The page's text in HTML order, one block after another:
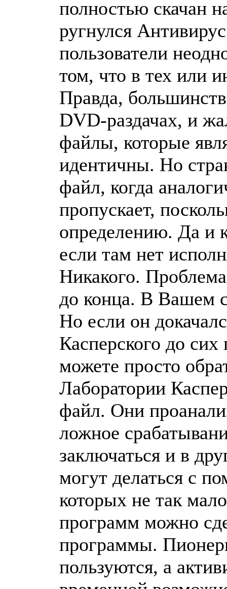
полностью скачан
ругнулся
пользователи
том, что в тех или
Правда,
DVD-раздачах, и
файлы, которые
идентичны. Но
файл, когда
пропускает,
определению. Да и
если там нет
Никакого.
до конца. В Вашем
Но если он
Касперского до
можете просто
Лаборатории
файл. Они
ложное
заключаться и в
могут делаться с
которых не так
программ можно
программы.
пользуются, а